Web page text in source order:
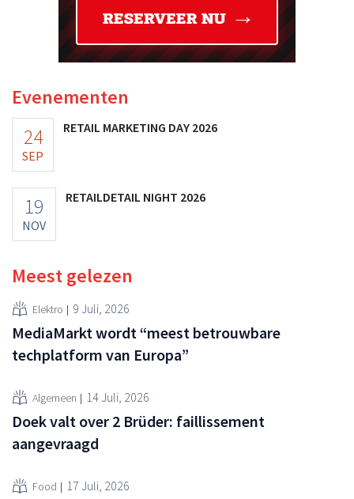
Evenementen
24
SEP
RETAIL MARKETING DAY 2026
19
NOV
RETAILDETAIL NIGHT 2026
Meest gelezen
Elektro 9 Juli, 2026
MediaMarkt wordt “meest betrouwbare
techplatform van Europa”
Algemeen 14 Juli, 2026
Doek valt over 2 Brüder: faillissement
aangevraagd
Food 17 Juli, 2026